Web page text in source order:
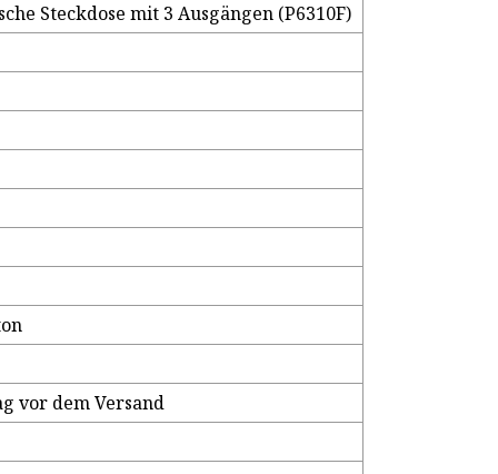
Steckdose mit 3 Ausgängen (P6310F)
vor dem Versand